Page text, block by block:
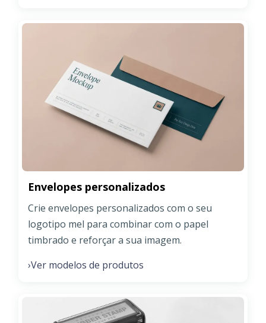
Envelopes personalizados
Crie envelopes personalizados com o seu
logotipo mel para combinar com o papel
timbrado e reforçar a sua imagem.
›Ver modelos de produtos